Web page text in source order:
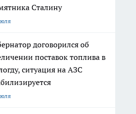
Сталину
договорился об
поставок топлива в
ситуация на АЗС